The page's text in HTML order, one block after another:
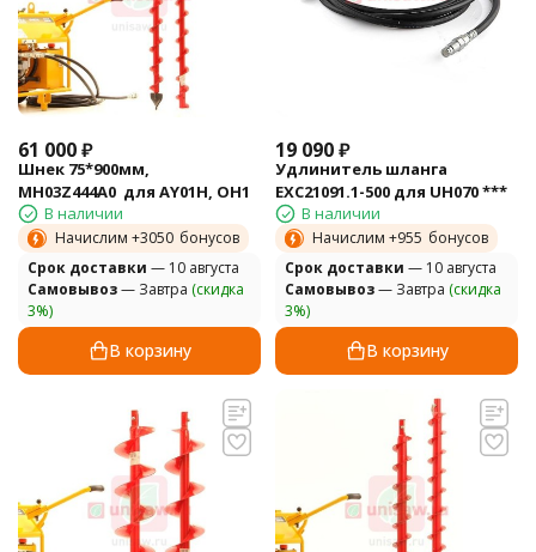
61 000₽
Шнек 75*900мм,
MH03Z444A0 для AY01H, OH1
В наличии
Начислим +3050 бонусов
Cрок доставки — 10 августа
Самовывоз— Завтра (скидка
3%)
В корзину
19 090₽
Удлинитель шланга
EXC21091.1-500 для UH070 ***
В наличии
Начислим +955 бонусов
Cрок доставки — 10 августа
Самовывоз— Завтра (скидка
3%)
В корзину